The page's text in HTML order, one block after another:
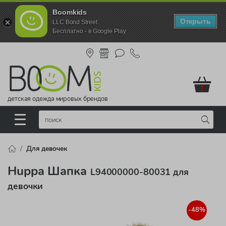
Boomkids
LLC Bond Street
Бесплатно - в Google Play
Открыть
детская одежда мировых брендов
!
Для девочек
Huppa Шапка L94000000-80031 для
девочки
-48%